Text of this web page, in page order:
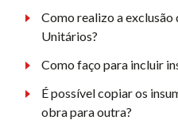
Como realizo a exclusão
Unitários?
Como faço para incluir
É possível copiar os
obra para outra?